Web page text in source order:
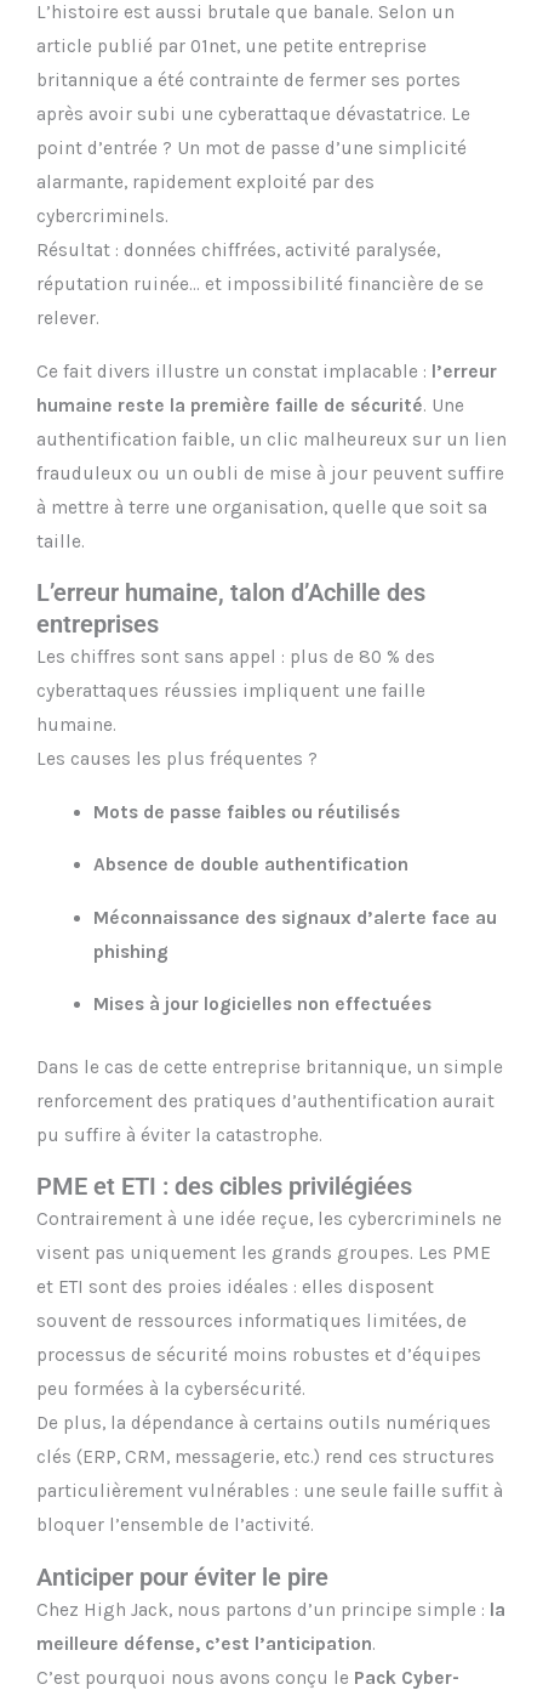
L’histoire est aussi brutale que banale. Selon un
article publié par 01net, une petite entreprise
britannique a été contrainte de fermer ses portes
après avoir subi une cyberattaque dévastatrice. Le
point d’entrée ? Un mot de passe d’une simplicité
alarmante, rapidement exploité par des
cybercriminels.
Résultat : données chiffrées, activité paralysée,
réputation ruinée… et impossibilité financière de se
relever.
Ce fait divers illustre un constat implacable : l’erreur
humaine reste la première faille de sécurité. Une
authentification faible, un clic malheureux sur un lien
frauduleux ou un oubli de mise à jour peuvent suffire
à mettre à terre une organisation, quelle que soit sa
taille.
L’erreur humaine, talon d’Achille des
entreprises
Les chiffres sont sans appel : plus de 80 % des
cyberattaques réussies impliquent une faille
humaine.
Les causes les plus fréquentes ?
Mots de passe faibles ou réutilisés
Absence de double authentification
Méconnaissance des signaux d’alerte face au
phishing
Mises à jour logicielles non effectuées
Dans le cas de cette entreprise britannique, un simple
renforcement des pratiques d’authentification aurait
pu suffire à éviter la catastrophe.
PME et ETI : des cibles privilégiées
Contrairement à une idée reçue, les cybercriminels ne
visent pas uniquement les grands groupes. Les PME
et ETI sont des proies idéales : elles disposent
souvent de ressources informatiques limitées, de
processus de sécurité moins robustes et d’équipes
peu formées à la cybersécurité.
De plus, la dépendance à certains outils numériques
clés (ERP, CRM, messagerie, etc.) rend ces structures
particulièrement vulnérables : une seule faille suffit à
bloquer l’ensemble de l’activité.
Anticiper pour éviter le pire
Chez High Jack, nous partons d’un principe simple : la
meilleure défense, c’est l’anticipation.
C’est pourquoi nous avons conçu le Pack Cyber-